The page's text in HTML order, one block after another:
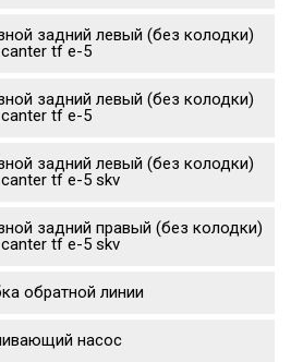
задний левый (без колодки)
tf e-5
задний левый (без колодки)
tf e-5
задний левый (без колодки)
tf e-5 skv
задний правый (без колодки)
tf e-5 skv
обратной линии
насос